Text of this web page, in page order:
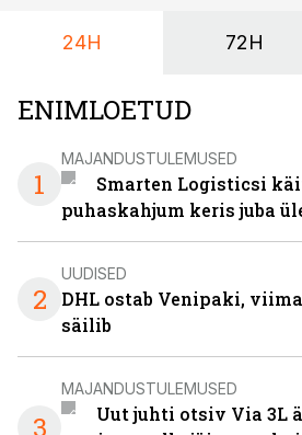
24H 72H
ENIMLOETUD
1
MAJANDUSTULEMUSED
Smarten Logisticsi
puhaskahjum keris juba
2
UUDISED
DHL ostab Venipaki,
säilib
3
MAJANDUSTULEMUSED
Uut juhti otsiv Via 3L